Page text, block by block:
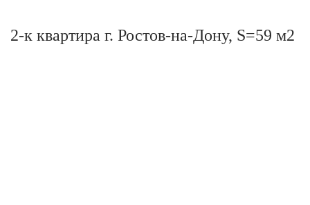
2-к квартира г. Ростов-на-Дону, S=59 м2